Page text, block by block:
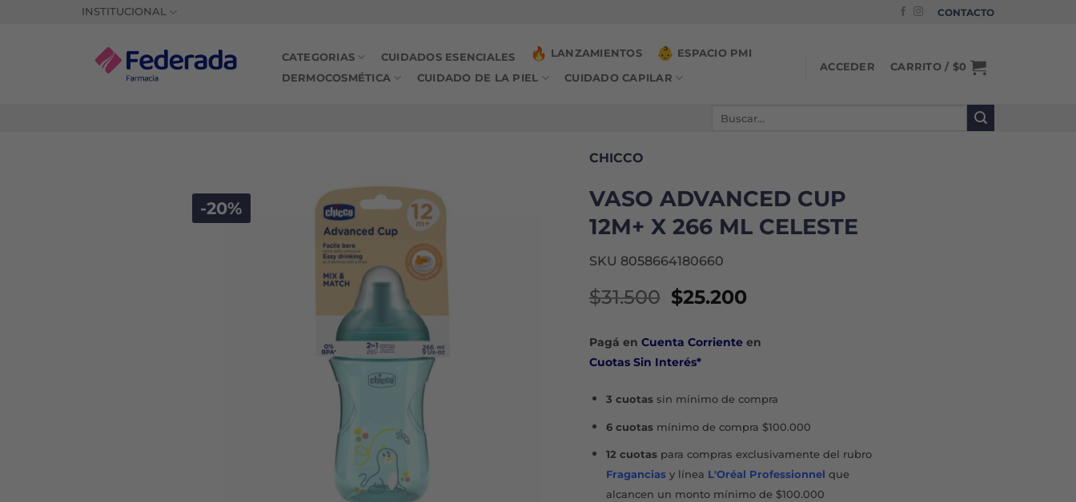
INSTITUCIONAL CONTACTO
CATEGORIAS CUIDADOS ESENCIALES LANZAMIENTOS ESPACIO PMI
DERMOCOSMÉTICA CUIDADO DE LA PIEL CUIDADO CAPILAR
ACCEDER CARRITO / $0
-20%
CHICCO
VASO ADVANCED CUP
12M+ X 266 ML CELESTE
SKU 8058664180660
$31.500 El
original
era:
$31.500.
$25.200El
actual
es:
Pagá en Cuenta Corrienteen
Cuotas Sin Interés*
3 cuotassin mínimo de compra
6 cuotasmínimo de compra $100.000
12 cuotaspara compras exclusivamente del rubro
Fraganciasy línea L'Oréal Professionnel que
alcancen un monto mínimo de $100.000